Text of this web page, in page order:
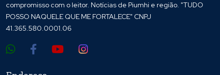
compromisso com o leitor. Notícias de Piumhi e região. "TUDO
POSSO NAQUELE QUE ME FORTALECE" CNPJ
41.365.580.0001.06